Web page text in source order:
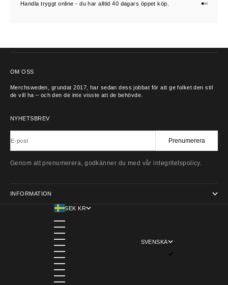
Handla tryggt online - du har alltid 40 dagars öppet köp.
Gå till 1
Gå till 2
Gå till 3
OM OSS
Merchsweden, grundat 2017, har sedan dess jobbat för att ge folket den stil
de vill ha – och den de inte visste att de behövde.
NYHETSBREV
E-post Prenumerera
Genom att prenumerera, godkänner du med vår integritetspolicy.
INFORMATION
SEK KR
ÅLAND (EUR €)
BELGIEN (EUR €)
DANMARK (DKK KR.)
FINLAND (EUR €)
FRANKRIKE (EUR €)
ITALIEN (EUR €)
NEDERLÄNDERNA (EUR €)
NORGE (NOK KR)
ÖSTERRIKE (EUR €)
PORTUGAL (EUR €)
SPANIEN (EUR €)
SVENSKA